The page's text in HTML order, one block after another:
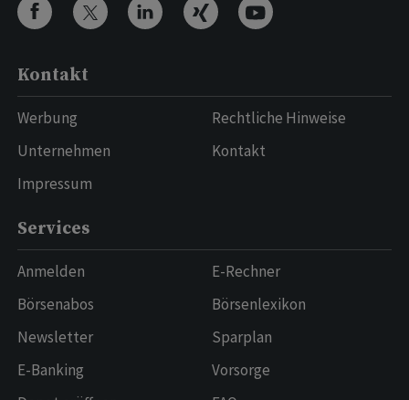
Kontakt
Werbung
Unternehmen
Impressum
Rechtliche Hinweise
Kontakt
Services
Anmelden
Börsenabos
Newsletter
E-Banking
E-Rechner
Börsenlexikon
Sparplan
Vorsorge